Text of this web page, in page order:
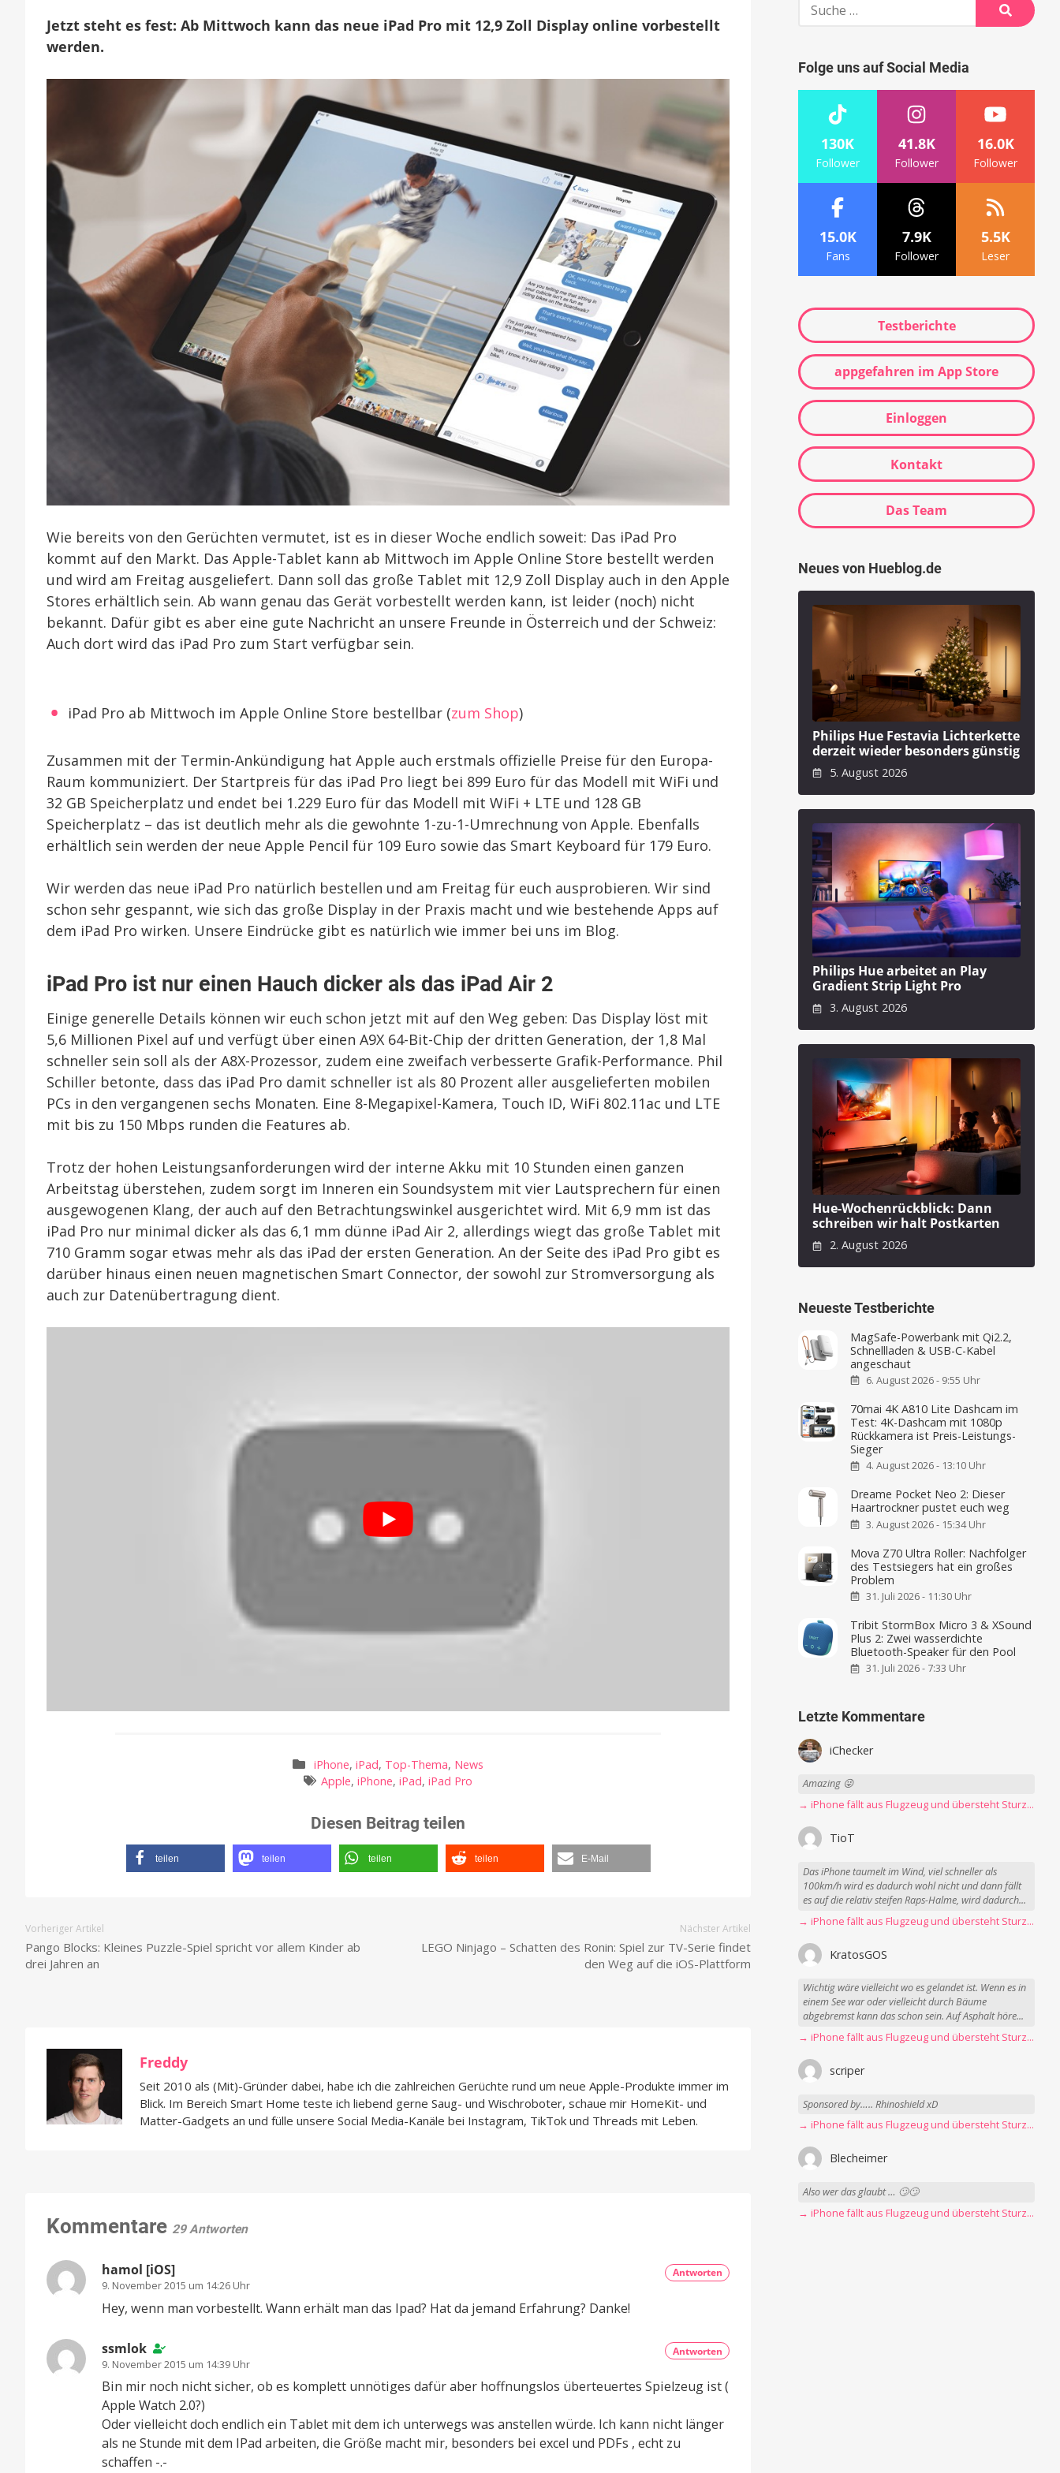
ab
Jetzt steht es fest: Ab Mittwoch kann das neue iPad Pro mit 12,9 Zoll Display online vorbestellt
werden.
Wie bereits von den Gerüchten vermutet, ist es in dieser Woche endlich soweit: Das iPad Pro
kommt auf den Markt. Das Apple-Tablet kann ab Mittwoch im Apple Online Store bestellt werden
und wird am Freitag ausgeliefert. Dann soll das große Tablet mit 12,9 Zoll Display auch in den Apple
Stores erhältlich sein. Ab wann genau das Gerät vorbestellt werden kann, ist leider (noch) nicht
bekannt. Dafür gibt es aber eine gute Nachricht an unsere Freunde in Österreich und der Schweiz:
Auch dort wird das iPad Pro zum Start verfügbar sein.
iPad Pro ab Mittwoch im Apple Online Store bestellbar (zum Shop)
Zusammen mit der Termin-Ankündigung hat Apple auch erstmals offizielle Preise für den Europa-
Raum kommuniziert. Der Startpreis für das iPad Pro liegt bei 899 Euro für das Modell mit WiFi und
32 GB Speicherplatz und endet bei 1.229 Euro für das Modell mit WiFi + LTE und 128 GB
Speicherplatz – das ist deutlich mehr als die gewohnte 1-zu-1-Umrechnung von Apple. Ebenfalls
erhältlich sein werden der neue Apple Pencil für 109 Euro sowie das Smart Keyboard für 179 Euro.
Wir werden das neue iPad Pro natürlich bestellen und am Freitag für euch ausprobieren. Wir sind
schon sehr gespannt, wie sich das große Display in der Praxis macht und wie bestehende Apps auf
dem iPad Pro wirken. Unsere Eindrücke gibt es natürlich wie immer bei uns im Blog.
iPad Pro ist nur einen Hauch dicker als das iPad Air 2
Einige generelle Details können wir euch schon jetzt mit auf den Weg geben: Das Display löst mit
5,6 Millionen Pixel auf und verfügt über einen A9X 64-Bit-Chip der dritten Generation, der 1,8 Mal
schneller sein soll als der A8X-Prozessor, zudem eine zweifach verbesserte Grafik-Performance. Phil
Schiller betonte, dass das iPad Pro damit schneller ist als 80 Prozent aller ausgelieferten mobilen
PCs in den vergangenen sechs Monaten. Eine 8-Megapixel-Kamera, Touch ID, WiFi 802.11ac und LTE
mit bis zu 150 Mbps runden die Features ab.
Trotz der hohen Leistungsanforderungen wird der interne Akku mit 10 Stunden einen ganzen
Arbeitstag überstehen, zudem sorgt im Inneren ein Soundsystem mit vier Lautsprechern für einen
ausgewogenen Klang, der auch auf den Betrachtungswinkel ausgerichtet wird. Mit 6,9 mm ist das
iPad Pro nur minimal dicker als das 6,1 mm dünne iPad Air 2, allerdings wiegt das große Tablet mit
710 Gramm sogar etwas mehr als das iPad der ersten Generation. An der Seite des iPad Pro gibt es
darüber hinaus einen neuen magnetischen Smart Connector, der sowohl zur Stromversorgung als
auch zur Datenübertragung dient.
iPhone, iPad, Top-Thema, News
Apple, iPhone, iPad, iPad Pro
Diesen Beitrag teilen
teilen teilen teilen teilen E-Mail
Vorheriger Artikel
Pango Blocks: Kleines Puzzle-Spiel spricht vor allem Kinder ab
drei Jahren an
Nächster Artikel
LEGO Ninjago – Schatten des Ronin: Spiel zur TV-Serie findet
den Weg auf die iOS-Plattform
Freddy
Seit 2010 als (Mit)-Gründer dabei, habe ich die zahlreichen Gerüchte rund um neue Apple-Produkte immer im
Blick. Im Bereich Smart Home teste ich liebend gerne Saug- und Wischroboter, schaue mir HomeKit- und
Matter-Gadgets an und fülle unsere Social Media-Kanäle bei Instagram, TikTok und Threads mit Leben.
Kommentare 29 Antworten
hamol [iOS]
9. November 2015 um 14:26 Uhr
Hey, wenn man vorbestellt. Wann erhält man das Ipad? Hat da jemand Erfahrung? Danke!
Antworten
ssmlok
9. November 2015 um 14:39 Uhr
Bin mir noch nicht sicher, ob es komplett unnötiges dafür aber hoffnungslos überteuertes Spielzeug ist (
Apple Watch 2.0?)
Oder vielleicht doch endlich ein Tablet mit dem ich unterwegs was anstellen würde. Ich kann nicht länger
als ne Stunde mit dem IPad arbeiten, die Größe macht mir, besonders bei excel und PDFs , echt zu
schaffen -.-
Antworten
Suche
Folge uns auf Social Media
130K
Follower
41.8K
Follower
16.0K
Follower
15.0K
Fans
7.9K
Follower
5.5K
Leser
Testberichte
appgefahren im App Store
Einloggen
Kontakt
Das Team
Neues von Hueblog.de
Philips Hue Festavia Lichterkette
derzeit wieder besonders günstig
5. August 2026
Philips Hue arbeitet an Play
Gradient Strip Light Pro
3. August 2026
Hue-Wochenrückblick: Dann
schreiben wir halt Postkarten
2. August 2026
Neueste Testberichte
MagSafe-Powerbank mit Qi2.2,
Schnellladen & USB-C-Kabel
angeschaut
6. August 2026 - 9:55 Uhr
70mai 4K A810 Lite Dashcam im
Test: 4K-Dashcam mit 1080p
Rückkamera ist Preis-Leistungs-
Sieger
4. August 2026 - 13:10 Uhr
Dreame Pocket Neo 2: Dieser
Haartrockner pustet euch weg
3. August 2026 - 15:34 Uhr
Mova Z70 Ultra Roller: Nachfolger
des Testsiegers hat ein großes
Problem
31. Juli 2026 - 11:30 Uhr
Tribit StormBox Micro 3 & XSound
Plus 2: Zwei wasserdichte
Bluetooth-Speaker für den Pool
31. Juli 2026 - 7:33 Uhr
Letzte Kommentare
iChecker
Amazing 😜
→ iPhone fällt aus Flugzeug und übersteht Sturz unbeschadet
TioT
Das iPhone taumelt im Wind, viel schneller als
100km/h wird es dadurch wohl nicht und dann fällt
es auf die relativ steifen Raps-Halme, wird dadurch...
→ iPhone fällt aus Flugzeug und übersteht Sturz unbeschadet
KratosGOS
Wichtig wäre vielleicht wo es gelandet ist. Wenn es in
einem See war oder vielleicht durch Bäume
abgebremst kann das schon sein. Auf Asphalt höre...
→ iPhone fällt aus Flugzeug und übersteht Sturz unbeschadet
scriper
Sponsored by….. Rhinoshield xD
→ iPhone fällt aus Flugzeug und übersteht Sturz unbeschadet
Blecheimer
Also wer das glaubt … 🙄🙄
→ iPhone fällt aus Flugzeug und übersteht Sturz unbeschadet